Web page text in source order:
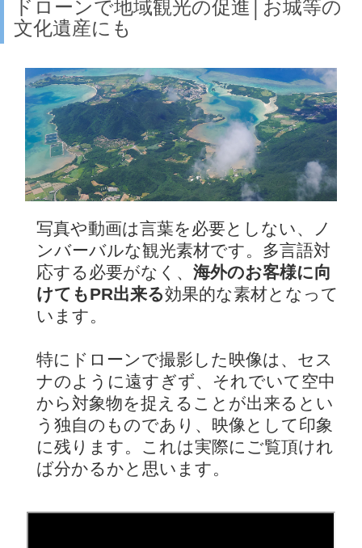
ドローンで地域観光の促進│お城等の
文化遺産にも
写真や動画は言葉を必要としない、ノ
ンバーバルな観光素材です。多言語対
応する必要がなく、 海外のお客様に向
けてもPR出来る効果的な素材となって
います。
特にドローンで撮影した映像は、セス
ナのように遠すぎず、それでいて空中
から対象物を捉えることが出来るとい
う独自のものであり、映像として印象
に残ります。これは実際にご覧頂けれ
ば分かるかと思います。